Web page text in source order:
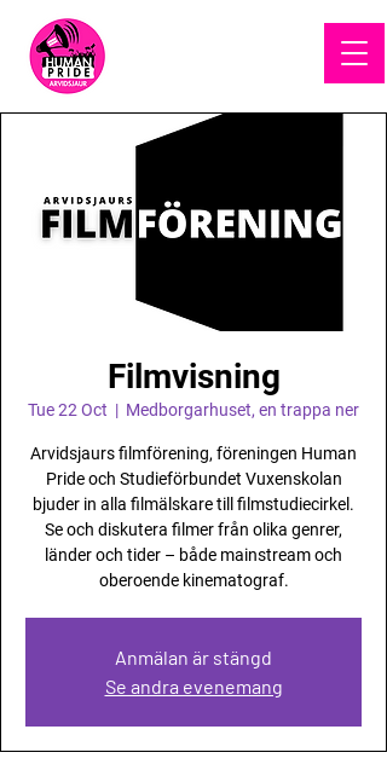
Filmvisning
Tue 22 Oct
  |
Medborgarhuset, en trappa ner
Arvidsjaurs filmförening, föreningen Human
Pride och Studieförbundet Vuxenskolan
bjuder in alla filmälskare till filmstudiecirkel.
Se och diskutera filmer från olika genrer,
länder och tider – både mainstream och
oberoende kinematograf.
Anmälan är stängd
Se andra evenemang